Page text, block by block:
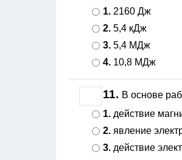
1. 2160 Дж
2. 5,4 кДж
3. 5,4 МДж
4. 10,8 МДж
11. В основе
1. действие
2. явление
3. действие